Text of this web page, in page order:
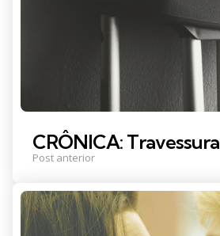
CRÔNICA: Travessura
Post anterior